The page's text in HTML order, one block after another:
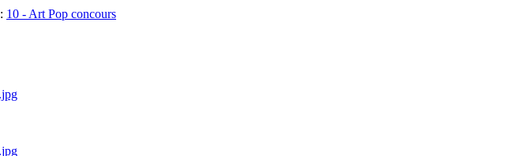
10 - Art Pop concours